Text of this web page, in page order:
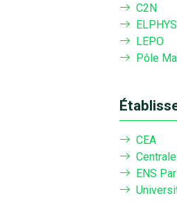
C2N
LEPO
Pôle
CEA
ENS